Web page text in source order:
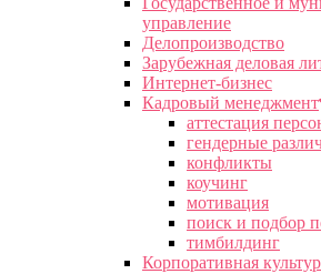
управление
Делопроизводство
Зарубежная деловая
Интернет-бизнес
Кадровый менеджмент
аттестация
гендерные
конфликты
коучинг
мотивация
поиск и подбор
тимбилдинг
Корпоративная